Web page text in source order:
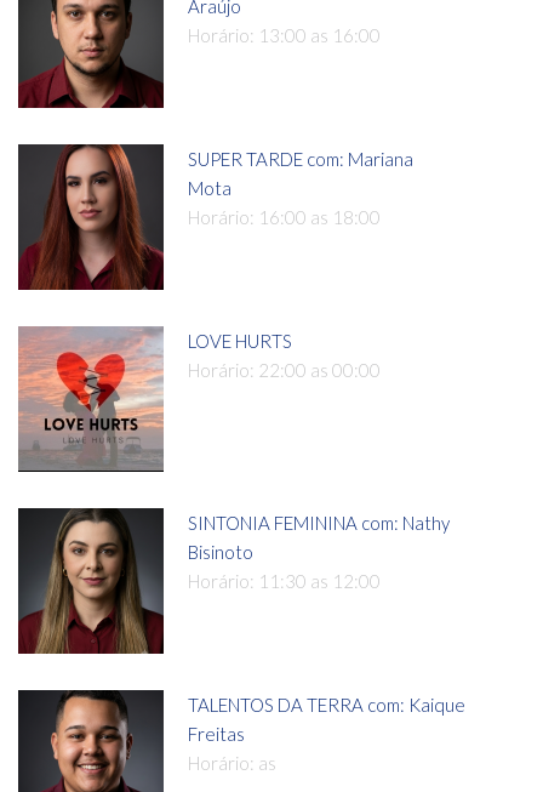
Araújo
Horário: 13:00 as 16:00
SUPER TARDE com: Mariana
Mota
Horário: 16:00 as 18:00
LOVE HURTS
Horário: 22:00 as 00:00
SINTONIA FEMININA com: Nathy
Bisinoto
Horário: 11:30 as 12:00
TALENTOS DA TERRA com: Kaique
Freitas
Horário: as